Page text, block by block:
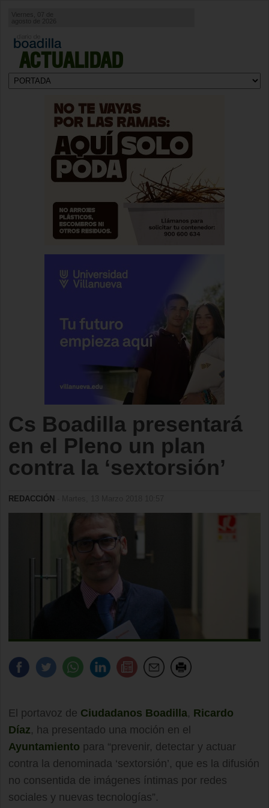
ACTUALIDAD
agosto de 2026
Cs Boadilla presentará
en el Pleno un plan
contra la ‘sextorsión’
REDACCIÓN
El portavoz de Ciudadanos Boadilla, Ricardo
Díaz, ha presentado una moción en el
Ayuntamiento para “prevenir, detectar y actuar
contra la denominada ‘sextorsión’, que es la difusión
no consentida de imágenes íntimas por redes
sociales y nuevas tecnologías”.